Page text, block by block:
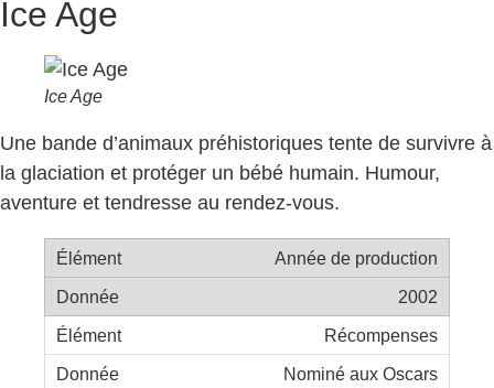
Ice Age
Ice Age
Une bande d’animaux préhistoriques tente de survivre à
la glaciation et protéger un bébé humain. Humour,
aventure et tendresse au rendez-vous.
Année de production
2002
Récompenses
Nominé aux Oscars